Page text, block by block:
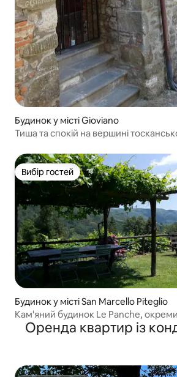
Будинок у місті Gioviano
Тиша та спокій на вершині
Вибір гостей
Вибір гостей
Будинок у місті San Marcello Piteglio
Кам'яний будинок Le Panche,
Оренда квартир із